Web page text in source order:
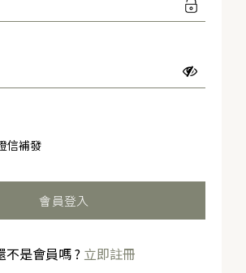
信補發
會員登入
不是會員嗎 ? 立即註冊